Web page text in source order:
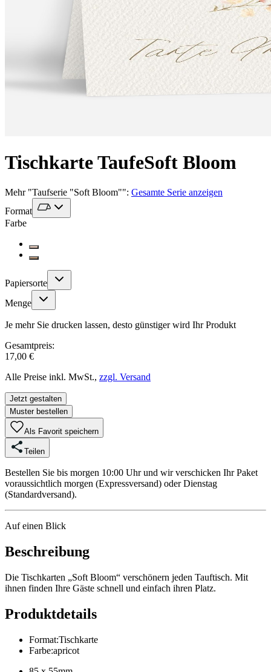
Tischkarte TaufeSoft Bloom
Mehr"Taufserie "Soft Bloom"": Gesamte Serie anzeigen
Format
Farbe
Papiersorte
Menge
Je mehr Sie drucken lassen, desto günstiger wird Ihr Produkt
Gesamtpreis:
17,00 €
Alle Preise inkl. MwSt., zzgl. Versand
Jetzt gestalten
Muster bestellen
Als Favorit speichern
Teilen
Bestellen Sie bis morgen 10:00 Uhr und wir verschicken Ihr Paket
voraussichtlich morgen (Expressversand) oder Dienstag
(Standardversand).
Auf einen Blick
Beschreibung
Die Tischkarten „Soft Bloom“ verschönern jeden Tauftisch. Mit
ihnen finden Ihre Gäste schnell und einfach ihren Platz.
Produktdetails
Format:Tischkarte
Farbe:apricot